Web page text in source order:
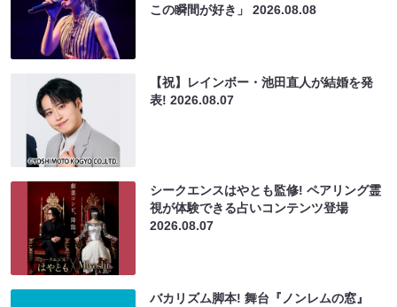
この瞬間が好き」2026.08.08
【祝】レインボー・池田直人が結婚を発
表!2026.08.07
シークエンスはやとも監修! ペアリング霊
視が体験できる占いコンテンツ登場
2026.08.07
バカリズム脚本! 舞台『ノンレムの窓』